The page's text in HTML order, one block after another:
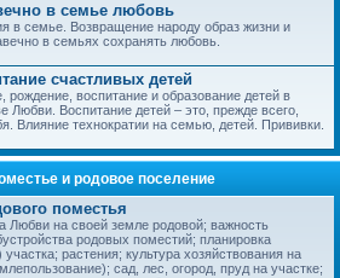
в семье любовь
в семье. Возвращение народу образ жизни и
в семьях сохранять любовь.
счастливых детей
воспитание и образование детей в
Любви. Воспитание детей – это, прежде всего,
Влияние технократии на семью, детей. Прививки.
и родовое поселение
поместья
Любви на своей земле родовой; важность
родовых поместий; планировка
растения; культура хозяйствования на
сад, лес, огород, пруд на участке;